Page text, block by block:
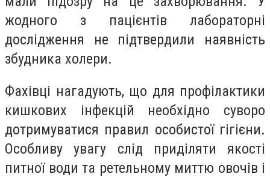
жодного з пацієнтів лабораторні
дослідження не підтвердили наявність
збудника холери.
Фахівці нагадують, що для профілактики
кишкових інфекцій необхідно суворо
дотримуватися правил особистої гігієни.
Особливу увагу слід приділяти якості
питної води та ретельному миттю овочів і